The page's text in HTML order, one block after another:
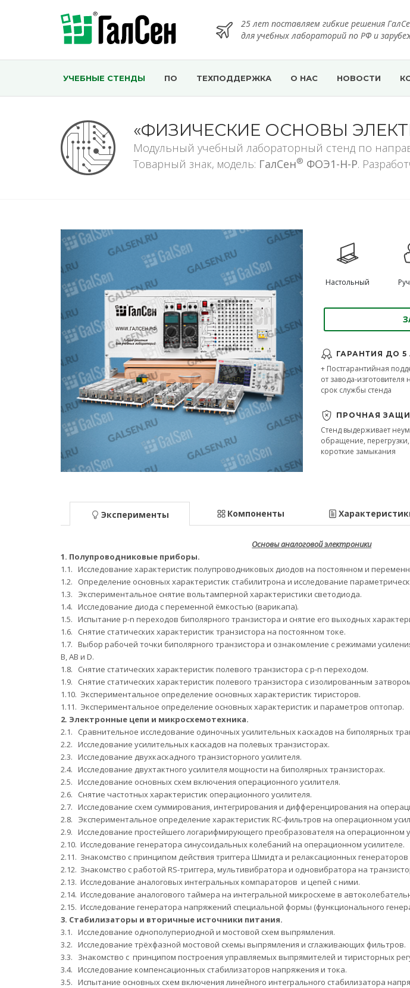
25 лет поставляем гибкие решения
для учебных лабораторий по РФ и
УЧЕБНЫЕ СТЕНДЫ ПО ТЕХПОДДЕРЖКА О НАС НОВОСТИ
«ФИЗИЧЕСКИЕ ОСНОВЫ
Модульный учебный лабораторный стенд по
Товарный знак, модель: ГалСен® ФОЭ1-Н-Р.
Настольный
ГАРАНТИЯ ДО 5
+ Постгарантийная
от завода-изготовителя
срок службы стенда
ПРОЧНАЯ
Стенд выдерживает
обращение, перегрузки,
короткие замыкания
Эксперименты Компоненты
Основы аналоговой электроники
1. Полупроводниковые приборы.
1.1. Исследование характеристик полупроводниковых диодов на постоянном и
1.2.
Определение основных характеристик стабилитрона и исследование
1.3.
Экспериментальное снятие вольтамперной характеристики светодиода.
1.4. Исследование диода с переменной ёмкостью (варикапа).
1.5. Испытание p-n переходов биполярного транзистора и снятие его выходных
1.6.
Снятие статических характеристик транзистора на постоянном токе.
1.7. Выбор рабочей точки биполярного транзистора и ознакомление с режимами
B, AB и D.
1.8.
Снятие статических характеристик полевого транзистора с p-n переходом.
1.9.
Снятие статических характеристик полевого транзистора с изолированным
1.10. Экспериментальное определение основных характеристик тиристоров.
1.11. Экспериментальное определение основных характеристик и параметров оптопар.
2. Электронные цепи и микросхемотехника.
2.1.
Сравнительное исследование одиночных усилительных каскадов на биполярных
2.2. Исследование усилительных каскадов на полевых транзисторах.
2.3. Исследование двухкаскадного транзисторного усилителя.
2.4. Исследование двухтактного усилителя мощности на биполярных транзисторах.
2.5. Исследование основных схем включения операционного усилителя.
2.6.
Снятие частотных характеристик операционного усилителя.
2.7. Исследование схем суммирования, интегрирования и дифференцирования на
2.8.
Экспериментальное определение характеристик RC-фильтров на операционном
2.9. Исследование простейшего логарифмирующего преобразователя на операционном
2.10. Исследование генератора синусоидальных колебаний на операционном усилителе.
2.11. Знакомство с принципом действия триггера Шмидта и релаксационных
2.12. Знакомство с работой RS-триггера, мультивибратора и одновибратора на
2.13. Исследование аналоговых интегральных компараторов и цепей с ними.
2.14. Исследование аналогового таймера на интегральной микросхеме в
2.15. Исследование генератора напряжений специальной формы (функционального
3. Стабилизаторы и вторичные источники питания.
3.1. Исследование однополупериодной и мостовой схем выпрямления.
3.2. Исследование трёхфазной мостовой схемы выпрямления и сглаживающих фильтров.
3.3.
Знакомство с принципом построения управляемых выпрямителей и тиристорных
3.4. Исследование компенсационных стабилизаторов напряжения и тока.
3.5. Испытание основных схем включения линейного интегрального стабилизатора